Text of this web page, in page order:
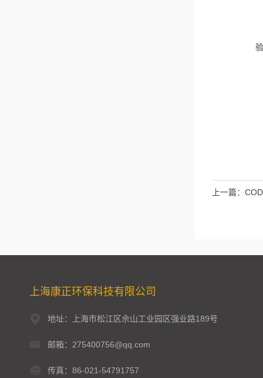
上一篇：
上海康正环保科技有限公司
地址：上海市松江区佘山工业园区强业路189号
邮箱：275400756@qq.com
传真：86-021-54791757